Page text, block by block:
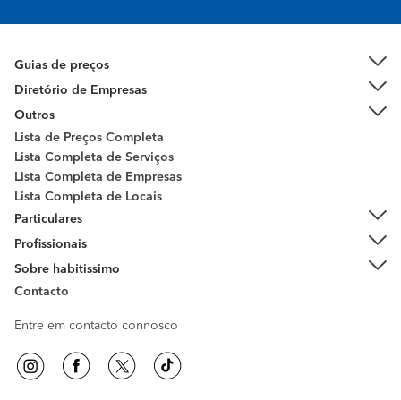
Guias de preços
Diretório de Empresas
Outros
Lista de Preços Completa
Lista Completa de Serviços
Lista Completa de Empresas
Lista Completa de Locais
Particulares
Profissionais
Sobre habitissimo
Contacto
Entre em contacto connosco